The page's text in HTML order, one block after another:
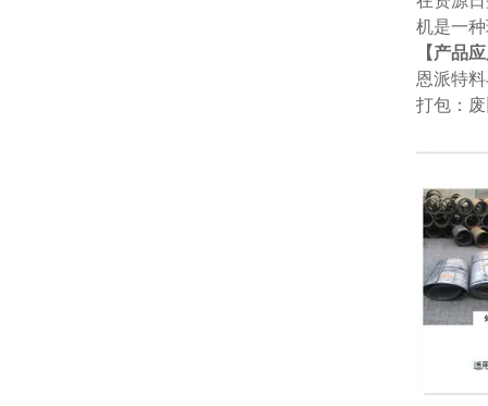
机是一
【产品
恩派特
打包：